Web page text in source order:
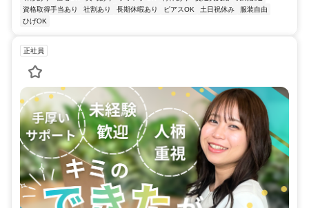
資格取得手当あり
社割あり 長期休暇あり ピアスOK 土日祝休み
服装自由
ひげOK
正社員